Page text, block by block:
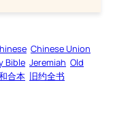
Chinese Union
Bible Jeremiah Old
合本 旧约全书